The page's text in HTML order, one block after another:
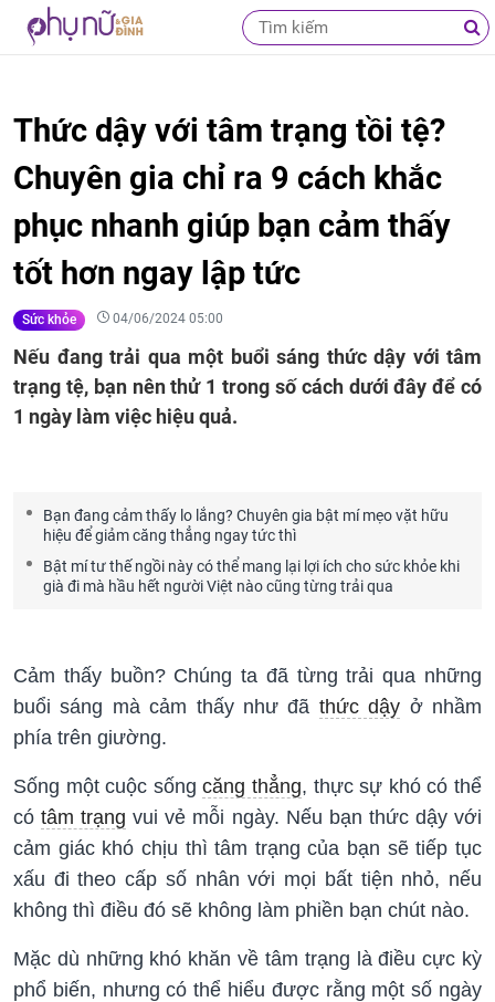
Thức dậy với tâm trạng tồi tệ?
Chuyên gia chỉ ra 9 cách khắc
phục nhanh giúp bạn cảm thấy
tốt hơn ngay lập tức
Sức khỏe 04/06/2024 05:00
Nếu đang trải qua một buổi sáng thức dậy với tâm
trạng tệ, bạn nên thử 1 trong số cách dưới đây để có
1 ngày làm việc hiệu quả.
Bạn đang cảm thấy lo lắng? Chuyên gia bật mí mẹo vặt hữu
hiệu để giảm căng thẳng ngay tức thì
Bật mí tư thế ngồi này có thể mang lại lợi ích cho sức khỏe khi
già đi mà hầu hết người Việt nào cũng từng trải qua
Cảm thấy buồn? Chúng ta đã từng trải qua những
buổi sáng mà cảm thấy như đã thức dậy ở nhầm
phía trên giường.
Sống một cuộc sốngcăng thẳng, thực sự khó có thể
cótâm trạng vui vẻ mỗi ngày. Nếu bạn thức dậy với
cảm giác khó chịu thì tâm trạng của bạn sẽ tiếp tục
xấu đi theo cấp số nhân với mọi bất tiện nhỏ, nếu
không thì điều đó sẽ không làm phiền bạn chút nào.
Mặc dù những khó khăn về tâm trạng là điều cực kỳ
phổ biến, nhưng có thể hiểu được rằng một số ngày